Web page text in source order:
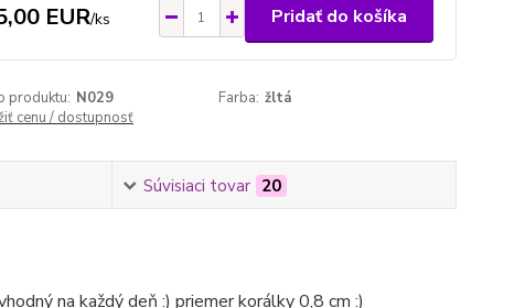
EUR/ks Pridať do košíka
produktu: N029 Farba: žltá
cenu / dostupnosť
Súvisiaci tovar 20
na každý deň :) priemer korálky 0,8 cm :)